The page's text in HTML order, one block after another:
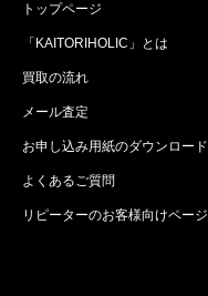
トップページ
「KAITORIHOLIC」とは
買取の流れ
メール査定
お申し込み用紙のダウンロード
よくあるご質問
リピーターのお客様向けページ